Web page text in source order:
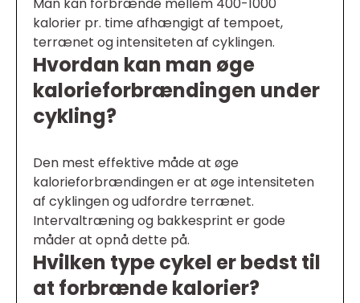
Man kan forbrænde mellem 400-1000
kalorier pr. time afhængigt af tempoet,
terrænet og intensiteten af cyklingen.
Hvordan kan man øge
kalorieforbrændingen under
cykling?
Den mest effektive måde at øge
kalorieforbrændingen er at øge intensiteten
af cyklingen og udfordre terrænet.
Intervaltræning og bakkesprint er gode
måder at opnå dette på.
Hvilken type cykel er bedst til
at forbrænde kalorier?